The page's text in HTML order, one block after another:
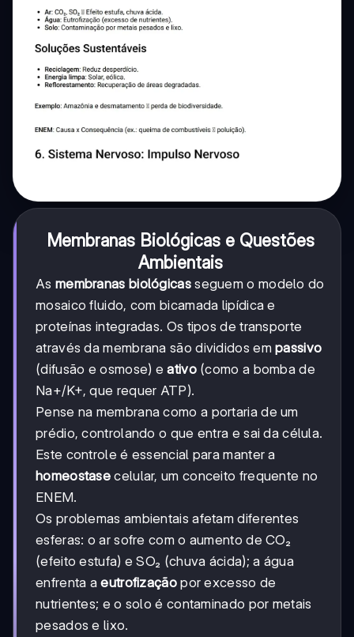
Membranas Biológicas e Questões
Ambientais
As membranas biológicasseguem o modelo do
mosaico fluido, com bicamada lipídica e
proteínas integradas. Os tipos de transporte
através da membrana são divididos empassivo
(difusão e osmose) eativo(como a bomba de
Na+/K+, que requer ATP).
Pense na membrana como a portaria de um
prédio, controlando o que entra e sai da célula.
Este controle é essencial para manter a
homeostase celular, um conceito frequente no
ENEM.
Os problemas ambientais afetam diferentes
esferas: o ar sofre com o aumento de CO₂
(efeito estufa) e SO₂ (chuva ácida); a água
enfrenta aeutrofizaçãopor excesso de
nutrientes; e o solo é contaminado por metais
pesados e lixo.